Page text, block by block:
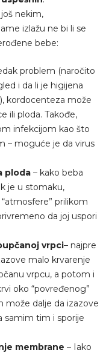
nekim,
izlažu ne bi li se
bebe:
problem (naročito
i da li je higijena
kordocenteza može
ili ploda. Takođe,
infekcijom kao što
– moguće je da virus
ploda – kako beba
je u stomaku,
prilikom
da joj uspori
vrpci– najpre
malo krvarenje
vrpcu, a potom i
oko “povređenog”
može dalje da izazove
samim tim i sporije
membrane – Iako